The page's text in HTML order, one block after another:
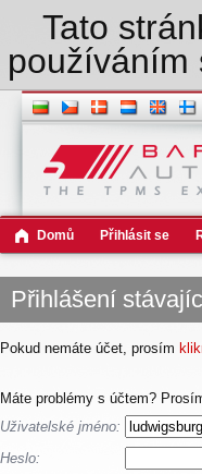
Tato
používáním
Domů Přihlásit se
Přihlášení
Pokud nemáte účet, prosím
Máte problémy s účtem?
Uživatelské jméno:
Heslo: